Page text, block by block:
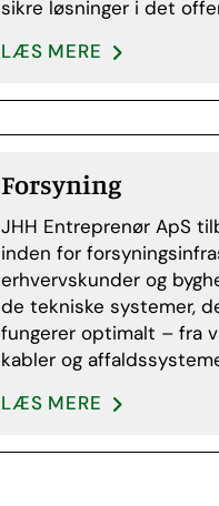
sikre løsninger i det
LÆS MERE
Forsyning
JHH Entreprenør ApS
inden for
erhvervskunder og
de tekniske systemer,
fungerer optimalt – fra
kabler og
LÆS MERE